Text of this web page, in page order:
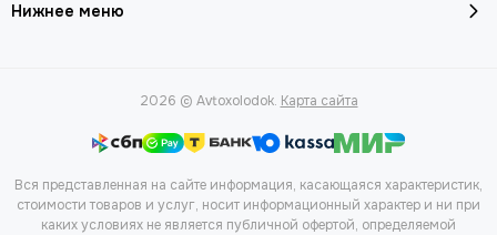
Нижнее меню
2026 © Avtoxolodok. Карта сайта
Вся представленная на сайте информация, касающаяся характеристик,
стоимости товаров и услуг, носит информационный характер и ни при
каких условиях не является публичной офертой, определяемой